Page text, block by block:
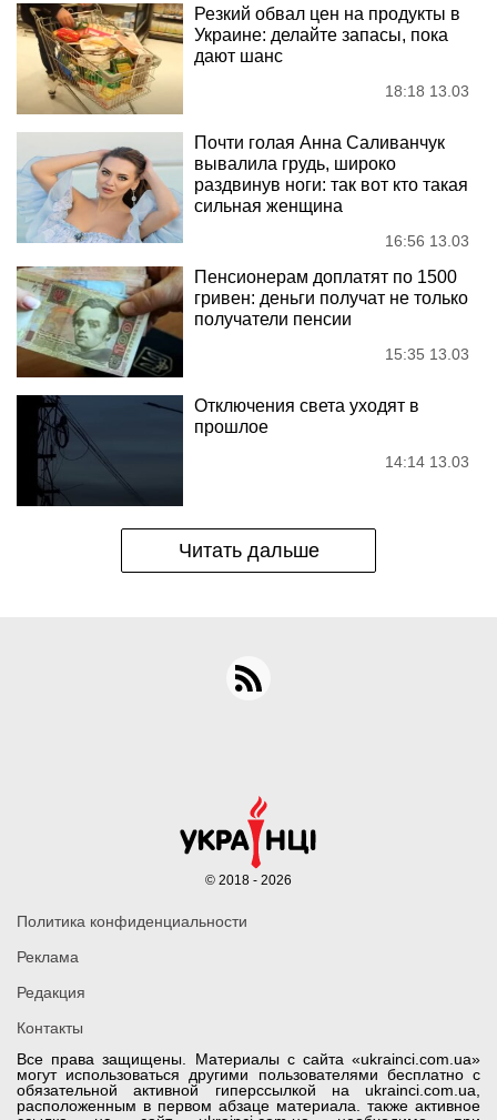
Резкий обвал цен на продукты в
Украине: делайте запасы, пока
дают шанс
18:18 13.03
Почти голая Анна Саливанчук
вывалила грудь, широко
раздвинув ноги: так вот кто такая
сильная женщина
16:56 13.03
Пенсионерам доплатят по 1500
гривен: деньги получат не только
получатели пенсии
15:35 13.03
Отключения света уходят в
прошлое
14:14 13.03
Читать дальше
Все права защищены. Материалы с сайта «ukrainci.com.ua»
могут использоваться другими пользователями бесплатно с
обязательной активной гиперссылкой на ukrainci.com.ua,
расположенным в первом абзаце материала. также активное
Политика конфиденциальности
Реклама
Редакция
Контакты
© 2018 - 2026